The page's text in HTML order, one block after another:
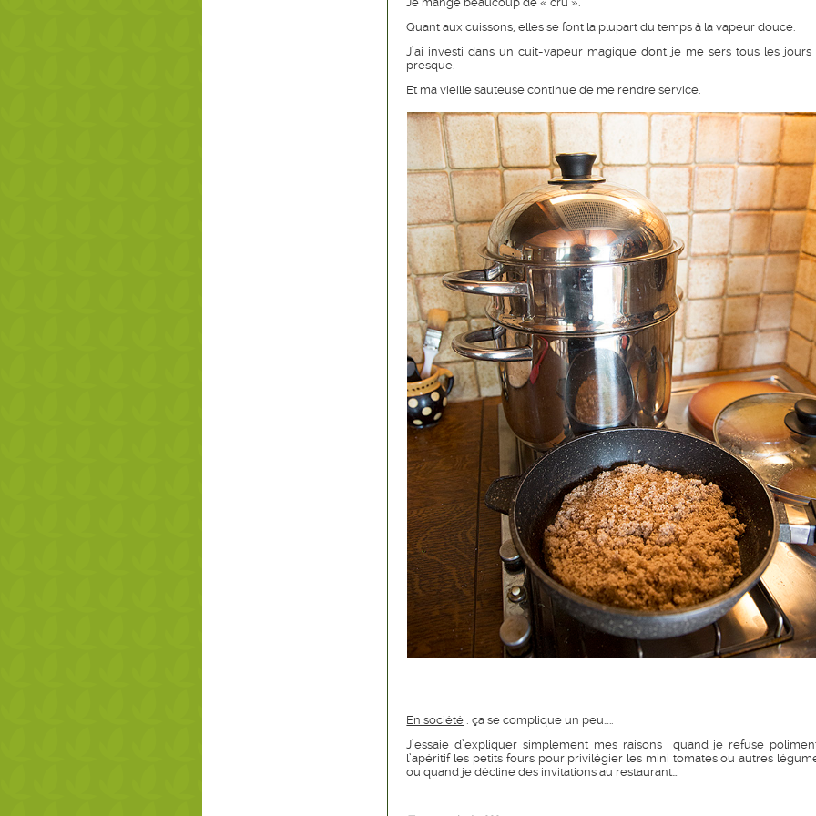
Quant aux cuissons, elles se font la plupart du temps à la vapeur douce.
J’ai investi dans un cuit-vapeur magique dont je me sers tous les jours
presque.
Et ma vieille sauteuse continue de me rendre service.
En société : ça se complique un peu…..
J’essaie d’expliquer simplement mes raisons quand je refuse
l’apéritif les petits fours pour privilégier les mini tomates ou autres
ou quand je décline des invitations au restaurant…